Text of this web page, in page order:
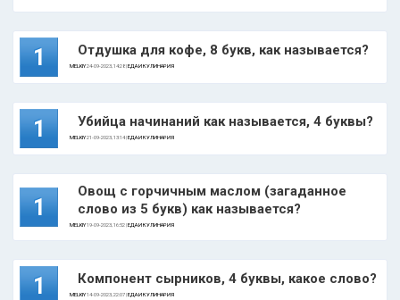
1 Отдушка для кофе, 8 букв, как называется?
MELKIY24-09-2023, 14:28 |ЕДА И КУЛИНАРИЯ
1 Убийца начинаний как называется, 4 буквы?
MELKIY21-09-2023, 13:14 |ЕДА И КУЛИНАРИЯ
1
Овощ с горчичным маслом (загаданное
слово из 5 букв) как называется?
MELKIY19-09-2023, 16:52 |ЕДА И КУЛИНАРИЯ
1 Компонент сырников, 4 буквы, какое слово?
MELKIY14-09-2023, 22:07 |ЕДА И КУЛИНАРИЯ